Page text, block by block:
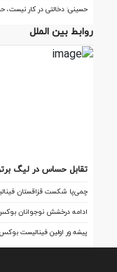
حسینی: دخالتی در کار
بعد از ۸۵ سال با حمایت دنیا مالی صاحب خانه می شود
روابط بین الملل
تقابل‌ حساس در لیگ
چمی‌پا شکست قزاقستان
ادامه درخشش نوجوانان
پیشه ور اولین فینالیست